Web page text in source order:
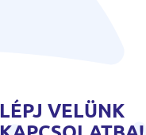
LÉPJ VELÜNK